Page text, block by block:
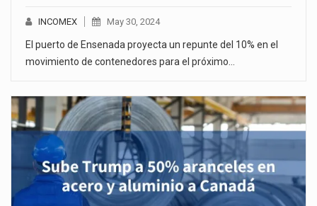
INCOMEX May 30, 2024
El puerto de Ensenada proyecta un repunte del 10% en el
movimiento de contenedores para el próximo…